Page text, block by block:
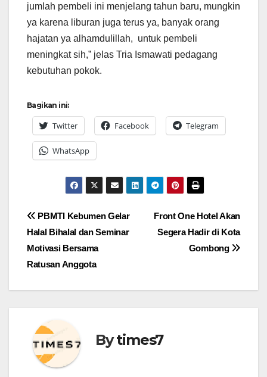
jumlah pembeli ini menjelang tahun baru, mungkin
ya karena liburan juga terus ya, banyak orang
hajatan ya alhamdulillah, untuk pembeli
meningkat sih,” jelas Tria Ismawati pedagang
kebutuhan pokok.
Bagikan ini:
Twitter Facebook Telegram
WhatsApp
Navigasi
pos
Front One Hotel Akan
Segera Hadir di Kota
Gombong
PBMTI Kebumen Gelar
Halal Bihalal dan Seminar
Motivasi Bersama
Ratusan Anggota
Bytimes7